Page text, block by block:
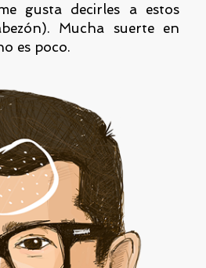
gusta decirles a estos
Mucha suerte en
es poco.